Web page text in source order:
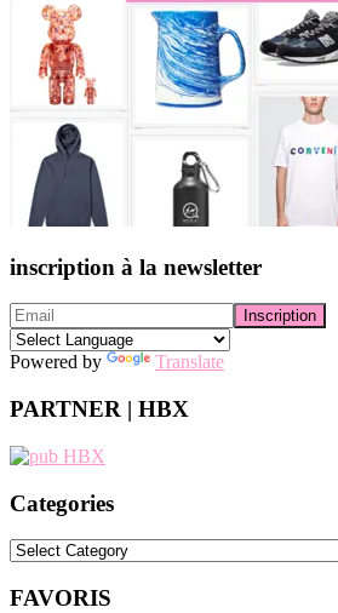
inscription à la newsletter
Powered by Translate
PARTNER | HBX
Categories
Categories
FAVORIS